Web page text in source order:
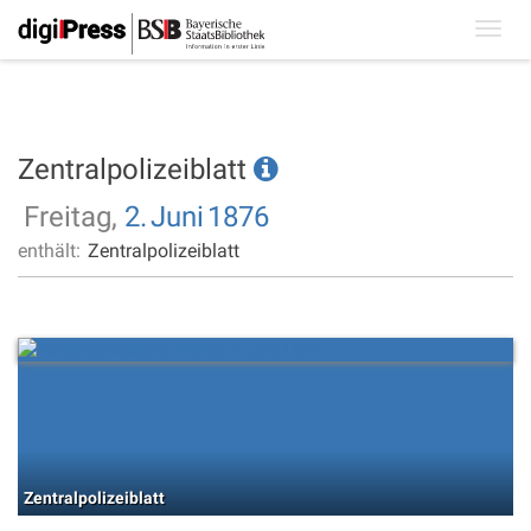
Zentralpolizeiblatt
Freitag, 2.Juni 1876
enthält: Zentralpolizeiblatt
Zentralpolizeiblatt